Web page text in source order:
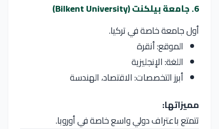
6. جامعة بيلكنت (Bilkent University)
أول جامعة خاصة في تركيا.
الموقع: أنقرة
اللغة: الإنجليزية
أبرز التخصصات: الاقتصاد، الهندسة
مميزاتها:
تتمتع باعتراف دولي واسع خاصة في أوروبا.